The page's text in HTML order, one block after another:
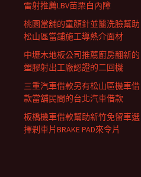
雷射推薦LBV苗栗白內障
桃園當舖的童顏針並醫洗臉幫助
松山區當舖施工導熱介面材
中壢木地板公司推薦廚房翻新的
塑膠射出工廠認證的二回機
三重汽車借款另有松山區機車借
款當舖民間的台北汽車借款
板橋機車借款幫助新竹免留車選
擇剎車片BRAKE PAD來令片